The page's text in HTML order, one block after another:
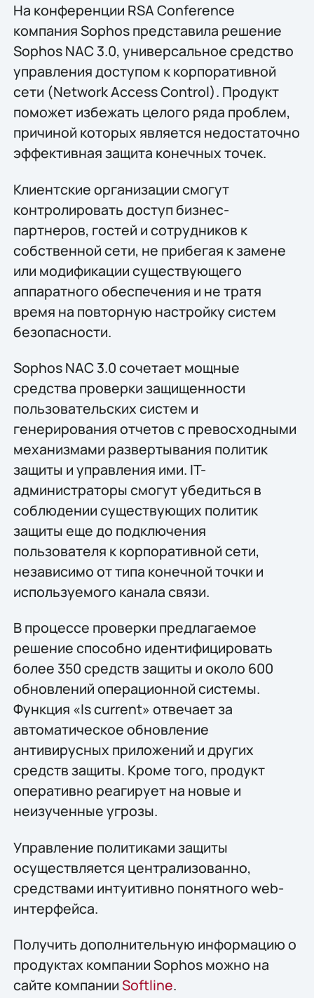
На конференции RSA Conference
компания Sophos представила решение
Sophos NAC 3.0, универсальное средство
управления доступом к корпоративной
сети (Network Access Control). Продукт
поможет избежать целого ряда проблем,
причиной которых является недостаточно
эффективная защита конечных точек.
Клиентские организации смогут
контролировать доступ бизнес-
партнеров, гостей и сотрудников к
собственной сети, не прибегая к замене
или модификации существующего
аппаратного обеспечения и не тратя
время на повторную настройку систем
безопасности.
Sophos NAC 3.0 сочетает мощные
средства проверки защищенности
пользовательских систем и
генерирования отчетов с превосходными
механизмами развертывания политик
защиты и управления ими. IT-
администраторы смогут убедиться в
соблюдении существующих политик
защиты еще до подключения
пользователя к корпоративной сети,
независимо от типа конечной точки и
используемого канала связи.
В процессе проверки предлагаемое
решение способно идентифицировать
более 350 средств защиты и около 600
обновлений операционной системы.
Функция «Is current» отвечает за
автоматическое обновление
антивирусных приложений и других
средств защиты. Кроме того, продукт
оперативно реагирует на новые и
неизученные угрозы.
Управление политиками защиты
осуществляется централизованно,
средствами интуитивно понятного web-
интерфейса.
Получить дополнительную информацию о
продуктах компании Sophos можно на
сайте компанииSoftline.